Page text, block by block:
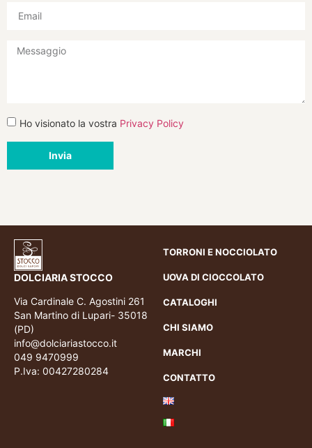
Ho visionato la vostra Privacy Policy
Invia
DOLCIARIA STOCCO
Via Cardinale C. Agostini 261
San Martino di Lupari- 35018
(PD)
info@dolciariastocco.it
049 9470999
P.Iva: 00427280284
TORRONI E NOCCIOLATO
UOVA DI CIOCCOLATO
CATALOGHI
CHI SIAMO
MARCHI
CONTATTO